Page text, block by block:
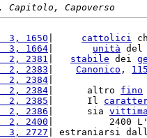
Capoverso
3, 1650
cattolici
3, 1664
unità
2, 2381
stabile dei
2, 2383
Canonico ,
2, 2384
2, 2384
|      altro fino
2, 2385
|      Il
2, 2386
|      sia
2, 2400
|          2400
3, 2727
| estraniarsi